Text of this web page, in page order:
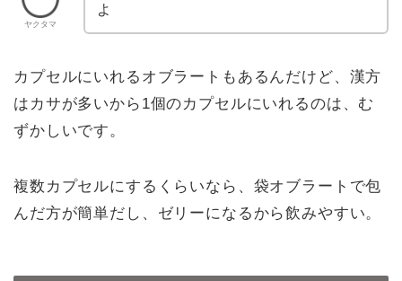
ヤクタマ
よ
カプセルにいれるオブラートもあるんだけど、漢方
はカサが多いから1個のカプセルにいれるのは、む
ずかしいです。
複数カプセルにするくらいなら、袋オブラートで包
んだ方が簡単だし、ゼリーになるから飲みやすい。